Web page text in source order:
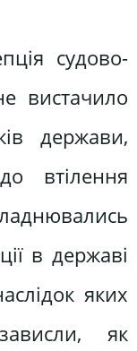
судо­во-
вистачи­ло
держа­ви,
втілення
в дер­жаві
яких
як